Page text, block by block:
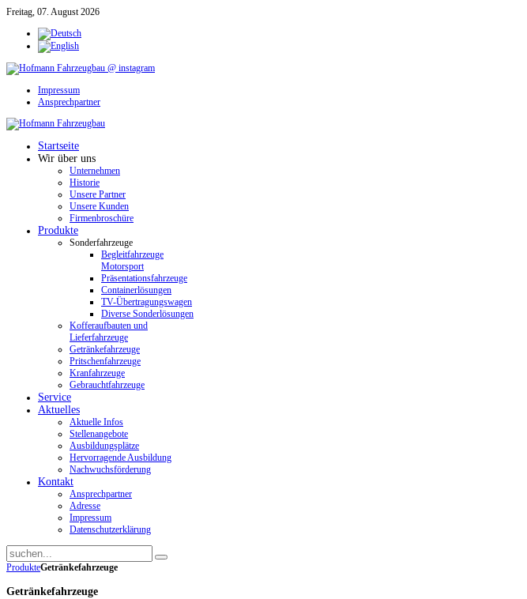
Freitag, 07. August 2026
Impressum
Ansprechpartner
Startseite
Wir über uns
Unternehmen
Historie
Unsere Partner
Unsere Kunden
Firmenbroschüre
Produkte
Sonderfahrzeuge
Begleitfahrzeuge
Motorsport
Präsentationsfahrzeuge
Containerlösungen
TV-Übertragungswagen
Diverse Sonderlösungen
Kofferaufbauten und
Lieferfahrzeuge
Getränkefahrzeuge
Pritschenfahrzeuge
Kranfahrzeuge
Gebrauchtfahrzeuge
Service
Aktuelles
Aktuelle Infos
Stellenangebote
Ausbildungsplätze
Hervorragende Ausbildung
Nachwuchsförderung
Kontakt
Ansprechpartner
Adresse
Impressum
Datenschutzerklärung
ProdukteGetränkefahrzeuge
Getränkefahrzeuge